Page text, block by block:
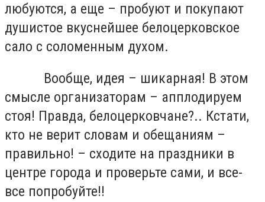
любуются, а еще – пробуют и покупают
душистое вкуснейшее белоцерковское
сало с соломенным духом.
Вообще, идея – шикарная! В этом
смысле организаторам – апплодируем
стоя! Правда, белоцерковчане?.. Кстати,
кто не верит словам и обещаниям –
правильно! – сходите на праздники в
центре города и проверьте сами, и все-
все попробуйте!!